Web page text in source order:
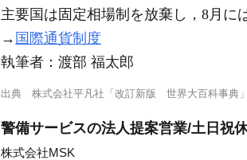
主要国は固定相場制を放棄し，8月に
→ 国際通貨制度
執筆者： 渡部 福太郎
出典 株式会社平凡社「改訂新版 世界大百科事典」
警備サービスの法人提案営業/土日祝
株式会社MSK